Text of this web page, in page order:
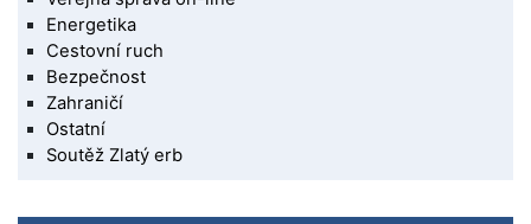
Energetika
Cestovní ruch
Bezpečnost
Zahraničí
Ostatní
Soutěž Zlatý erb